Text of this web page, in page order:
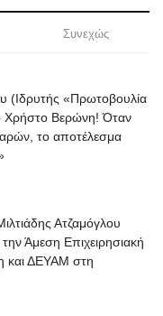
Συνεχώς
(Ιδρυτής «Πρωτοβουλία
Βερώνη! Όταν
το αποτέλεσμα
Ατζαμόγλου
Άμεση Επιχειρησιακή
και ΔΕΥΑΜ στη